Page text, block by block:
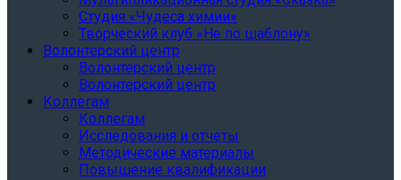
Студия «Чудеса химии»
Творческий клуб «Не по шаблону»
Волонтерский центр
Волонтерский центр
Волонтерский центр
Коллегам
Коллегам
Исследования и отчеты
Методические материалы
Повышение квалификации